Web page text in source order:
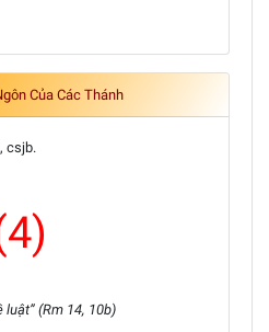
Của Các Thánh
csjb.
luật” (Rm 14, 10b)